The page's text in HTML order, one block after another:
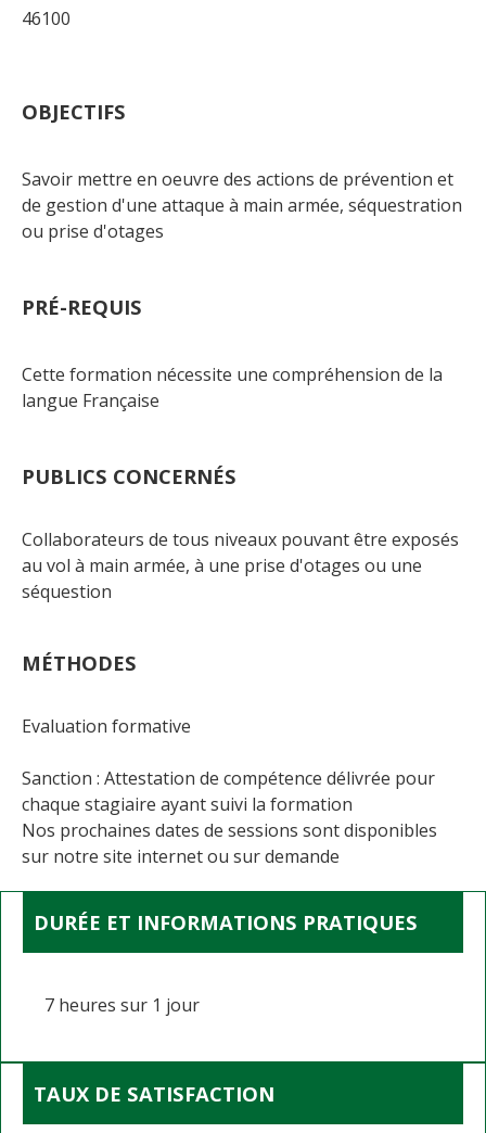
46100
OBJECTIFS
Savoir mettre en oeuvre des actions de prévention et
de gestion d'une attaque à main armée, séquestration
ou prise d'otages
PRÉ-REQUIS
Cette formation nécessite une compréhension de la
langue Française
PUBLICS CONCERNÉS
Collaborateurs de tous niveaux pouvant être exposés
au vol à main armée, à une prise d'otages ou une
séquestion
MÉTHODES
Evaluation formative
Sanction : Attestation de compétence délivrée pour
chaque stagiaire ayant suivi la formation
Nos prochaines dates de sessions sont disponibles
sur notre site internet ou sur demande
DURÉE ET INFORMATIONS PRATIQUES
7 heures sur 1 jour
TAUX DE SATISFACTION